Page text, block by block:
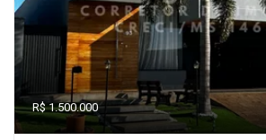
R$ 1.500.000